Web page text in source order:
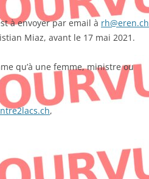
à envoyer par email à rh@eren.ch
Miaz, avant le 17 mai 2021.
qu’à une femme, ministre ou
,